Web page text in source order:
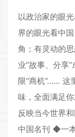
以政治家的眼
界的眼光看中
角；有灵动的
业”故事、分享
限“商机”…… 这
味，全面满足
反映当今世界
中国名刊 ◆一